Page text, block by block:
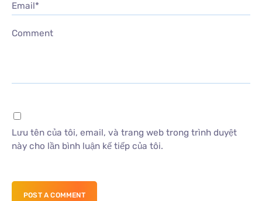
Email*
Comment
Lưu tên của tôi, email, và trang web trong trình duyệt
này cho lần bình luận kế tiếp của tôi.
POST A COMMENT